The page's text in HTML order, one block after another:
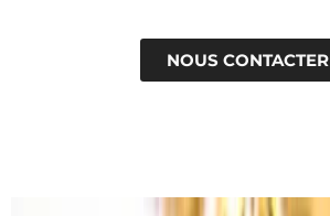
pour revendre
votre Or au
NOUS CONTACTER